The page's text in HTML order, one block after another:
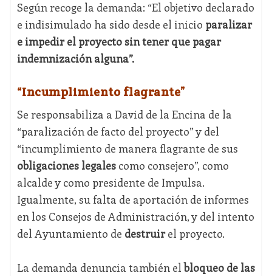
Según recoge la demanda: “El objetivo declarado
e indisimulado ha sido desde el inicio paralizar
e impedir el proyecto sin tener que pagar
indemnización alguna”.
“Incumplimiento flagrante”
Se responsabiliza a David de la Encina de la
“paralización de facto del proyecto” y del
“incumplimiento de manera flagrante de sus
obligaciones legalescomo consejero”, como
alcalde y como presidente de Impulsa.
Igualmente, su falta de aportación de informes
en los Consejos de Administración, y del intento
del Ayuntamiento de destruirel proyecto.
La demanda denuncia también elbloqueo de las